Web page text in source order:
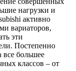
нагрузки и
активно
вариаторов,
эти
Постепенно
все большее
классов – от